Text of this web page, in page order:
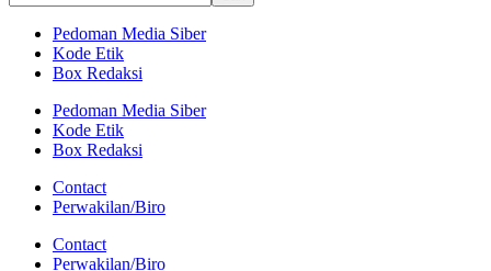
Pedoman Media Siber
Kode Etik
Box Redaksi
Pedoman Media Siber
Kode Etik
Box Redaksi
Contact
Perwakilan/Biro
Contact
Perwakilan/Biro